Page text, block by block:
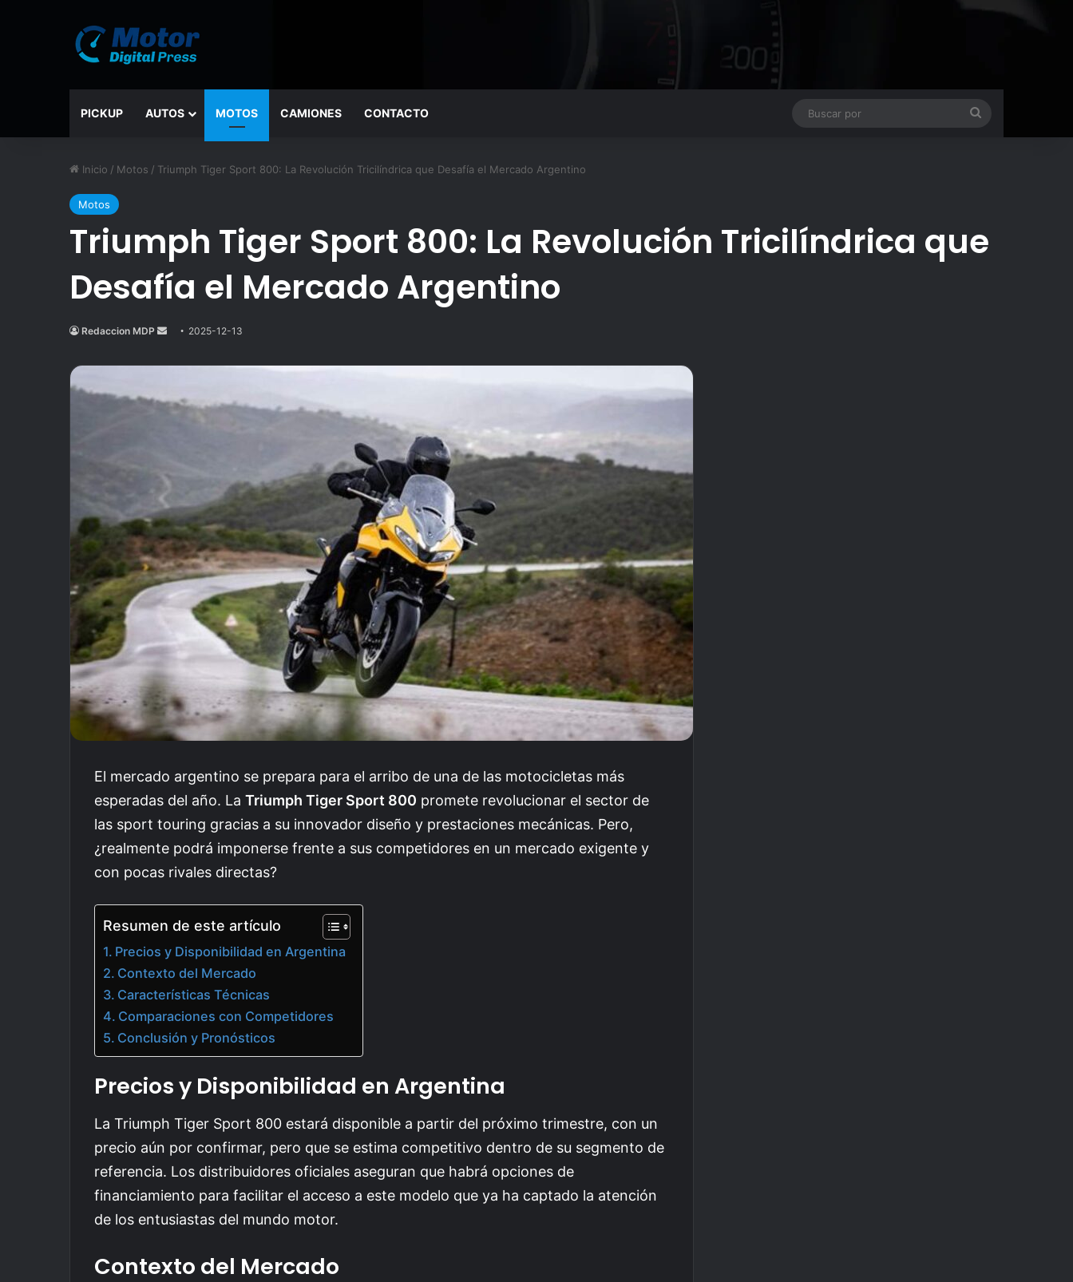
PICKUP AUTOS MOTOS CAMIONES CONTACTO
Inicio / Motos / Triumph Tiger Sport 800: La Revolución Tricilíndrica que Desafía el Mercado Argentino
Motos
Triumph Tiger Sport 800: La Revolución Tricilíndrica que
Desafía el Mercado Argentino
Redaccion MDP
Send
email
2025-12-13
El mercado argentino se prepara para el arribo de una de las motocicletas más
esperadas del año. La Triumph Tiger Sport 800 promete revolucionar el sector de
las sport touring gracias a su innovador diseño y prestaciones mecánicas. Pero,
¿realmente podrá imponerse frente a sus competidores en un mercado exigente y
con pocas rivales directas?
Resumen de este artículo
Precios y Disponibilidad en Argentina
Contexto del Mercado
Características Técnicas
Comparaciones con Competidores
Conclusión y Pronósticos
Precios y Disponibilidad en Argentina
La Triumph Tiger Sport 800 estará disponible a partir del próximo trimestre, con un
precio aún por confirmar, pero que se estima competitivo dentro de su segmento de
referencia. Los distribuidores oficiales aseguran que habrá opciones de
financiamiento para facilitar el acceso a este modelo que ya ha captado la atención
de los entusiastas del mundo motor.
Contexto del Mercado